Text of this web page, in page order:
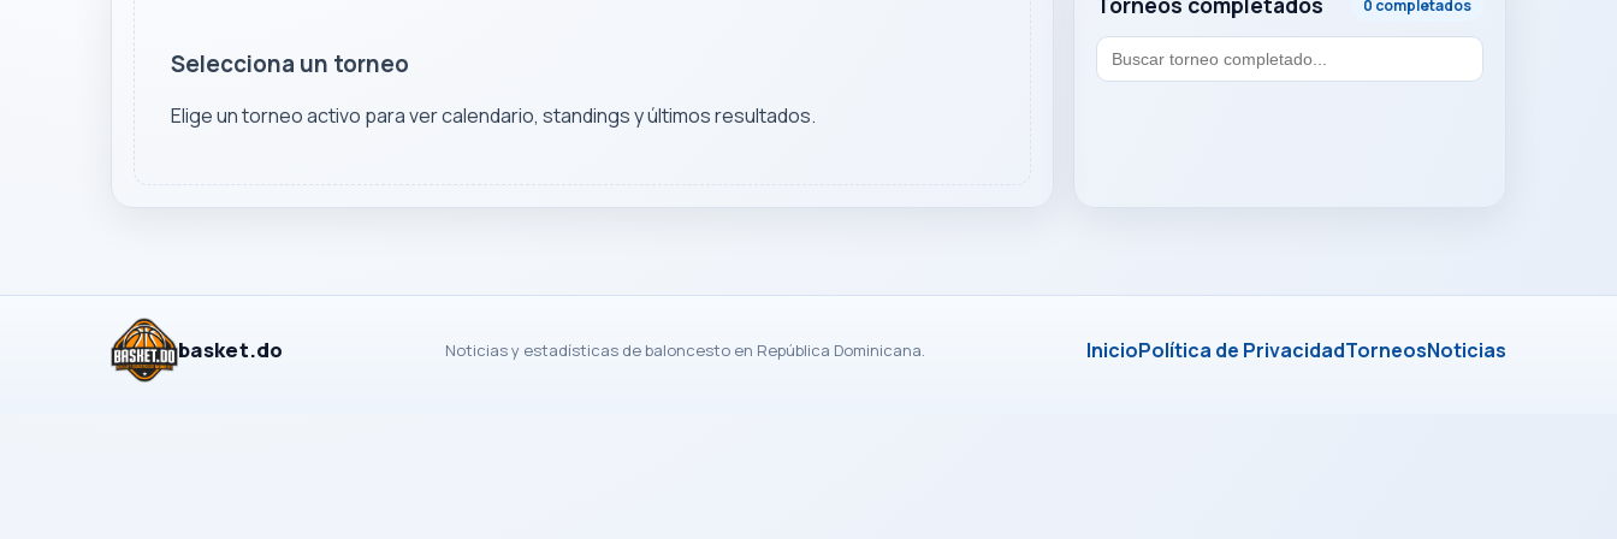
0 completados
Selecciona un torneo
Elige un torneo activo para ver calendario, standings y últimos resultados.
basket.do Noticias y estadísticas de baloncesto en República Dominicana. InicioPolítica de PrivacidadTorneosNoticias